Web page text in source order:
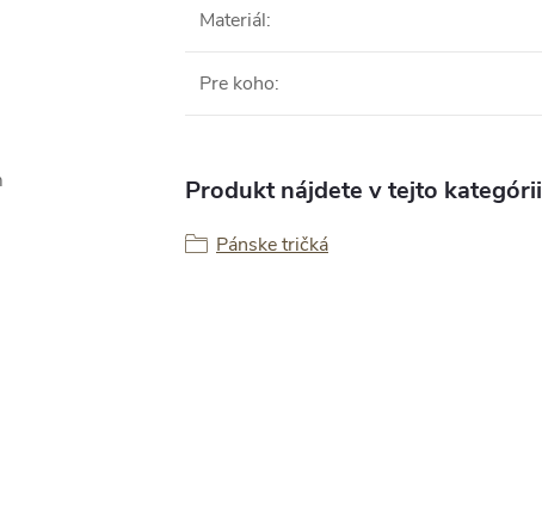
Materiál:
Pre koho:
Produkt nájdete v tejto kategórii
Pánske tričká